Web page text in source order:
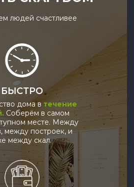
людей счастливее
БЫСТРО
дома в течение
Соберём в самом
месте. Между
между построек, и
между скал.